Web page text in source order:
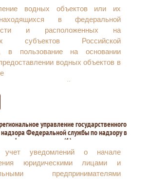
такси на территории
области, внесение изменений в
реестр служб легкового такси,
из регионального реестра
легкового такси
разрешения или аннулирование
на осуществление
по перевозке пассажиров и
области, внесение изменений в
реестр перевозчиков легковым
выписки из регионального
легковым такси
водных объектов или их
в федеральной
и расположенных на
субъектов Российской
в пользование на основании
водных объектов в
государственной экспертизы
ископаемых и подземных
информации о
значения, а также запасов
полезных ископаемых
подземных вод, которые
для целей питьевого
или технического
управление государственного
Федеральной службы по надзору в
сфера транспорта (1)
уведомлений о начале
юридическими лицами и
предпринимателями